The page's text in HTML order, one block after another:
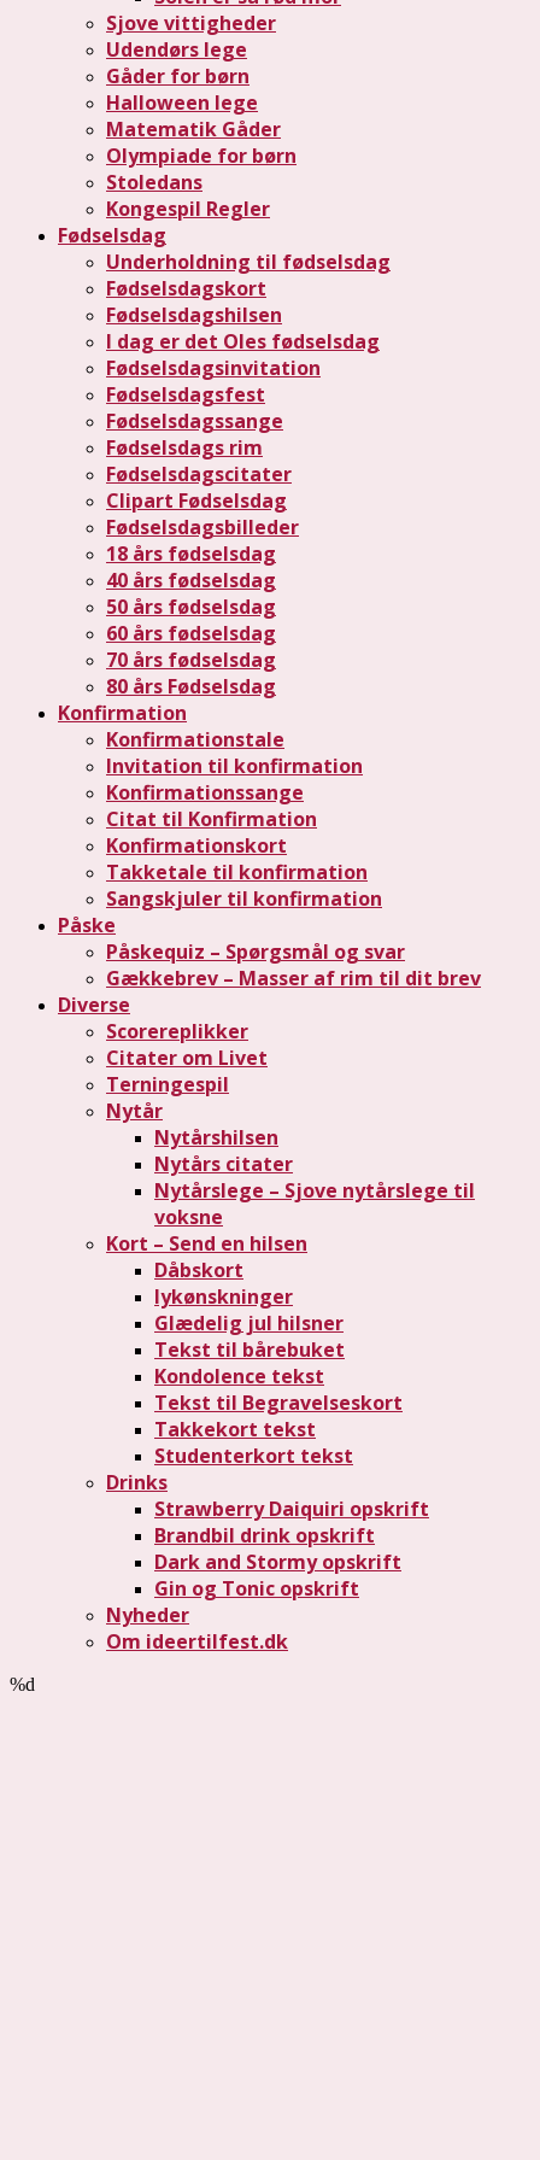
Sjove vittigheder
Udendørs lege
Gåder for børn
Halloween lege
Matematik Gåder
Olympiade for børn
Stoledans
Kongespil Regler
Fødselsdag
Underholdning til fødselsdag
Fødselsdagskort
Fødselsdagshilsen
I dag er det Oles fødselsdag
Fødselsdagsinvitation
Fødselsdagsfest
Fødselsdagssange
Fødselsdags rim
Fødselsdagscitater
Clipart Fødselsdag
Fødselsdagsbilleder
18 års fødselsdag
40 års fødselsdag
50 års fødselsdag
60 års fødselsdag
70 års fødselsdag
80 års Fødselsdag
Konfirmation
Konfirmationstale
Invitation til konfirmation
Konfirmationssange
Citat til Konfirmation
Konfirmationskort
Takketale til konfirmation
Sangskjuler til konfirmation
Påske
Påskequiz – Spørgsmål og svar
Gækkebrev – Masser af rim til dit brev
Diverse
Scorereplikker
Citater om Livet
Terningespil
Nytår
Nytårshilsen
Nytårs citater
Nytårslege – Sjove nytårslege til
voksne
Kort – Send en hilsen
Dåbskort
lykønskninger
Glædelig jul hilsner
Tekst til bårebuket
Kondolence tekst
Tekst til Begravelseskort
Takkekort tekst
Studenterkort tekst
Drinks
Strawberry Daiquiri opskrift
Brandbil drink opskrift
Dark and Stormy opskrift
Gin og Tonic opskrift
Nyheder
Om ideertilfest.dk
%d